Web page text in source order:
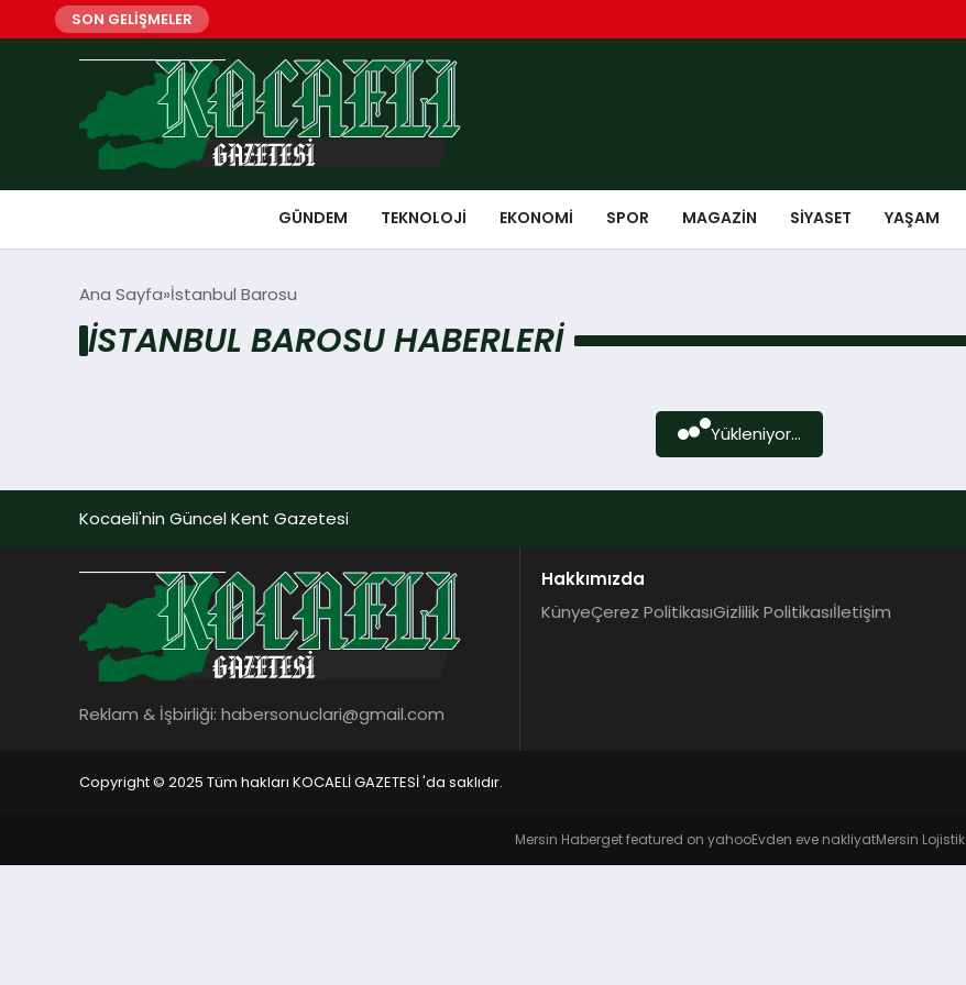
SON GELİŞMELER
GÜNDEM TEKNOLOJI EKONOMI SPOR MAGAZIN SIYASET YAŞAM
Ana Sayfa İstanbul Barosu
İSTANBUL BAROSU HABERLERI
Yükleniyor...
Kocaeli'nin Güncel Kent Gazetesi
Reklam & İşbirliği: habersonuclari@gmail.com
Hakkımızda
KünyeÇerez PolitikasıGizlilik Politikasıİletişim
Copyright © 2025 Tüm hakları KOCAELİ GAZETESİ 'da saklıdır.
Mersin Haberget featured on yahooEvden eve nakliyatMersin Lojistik